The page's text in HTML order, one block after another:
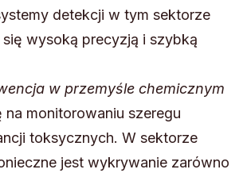
detekcji w tym sektorze
wysoką precyzją i szybką
w przemyśle chemicznym
na monitorowaniu szeregu
toksycznych. W sektorze
jest wykrywanie zarówno